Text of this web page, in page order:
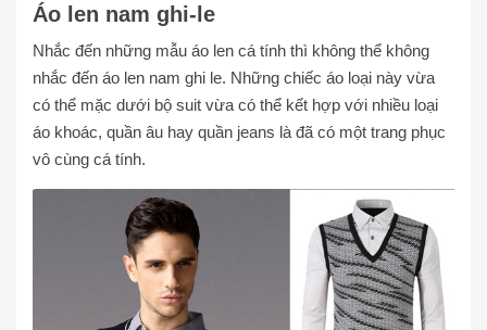
Áo len nam ghi-le
Nhắc đến những mẫu áo len cá tính thì không thể không
nhắc đến áo len nam ghi le. Những chiếc áo loại này vừa
có thể mặc dưới bộ suit vừa có thể kết hợp với nhiều loại
áo khoác, quần âu hay quần jeans là đã có một trang phục
vô cùng cá tính.